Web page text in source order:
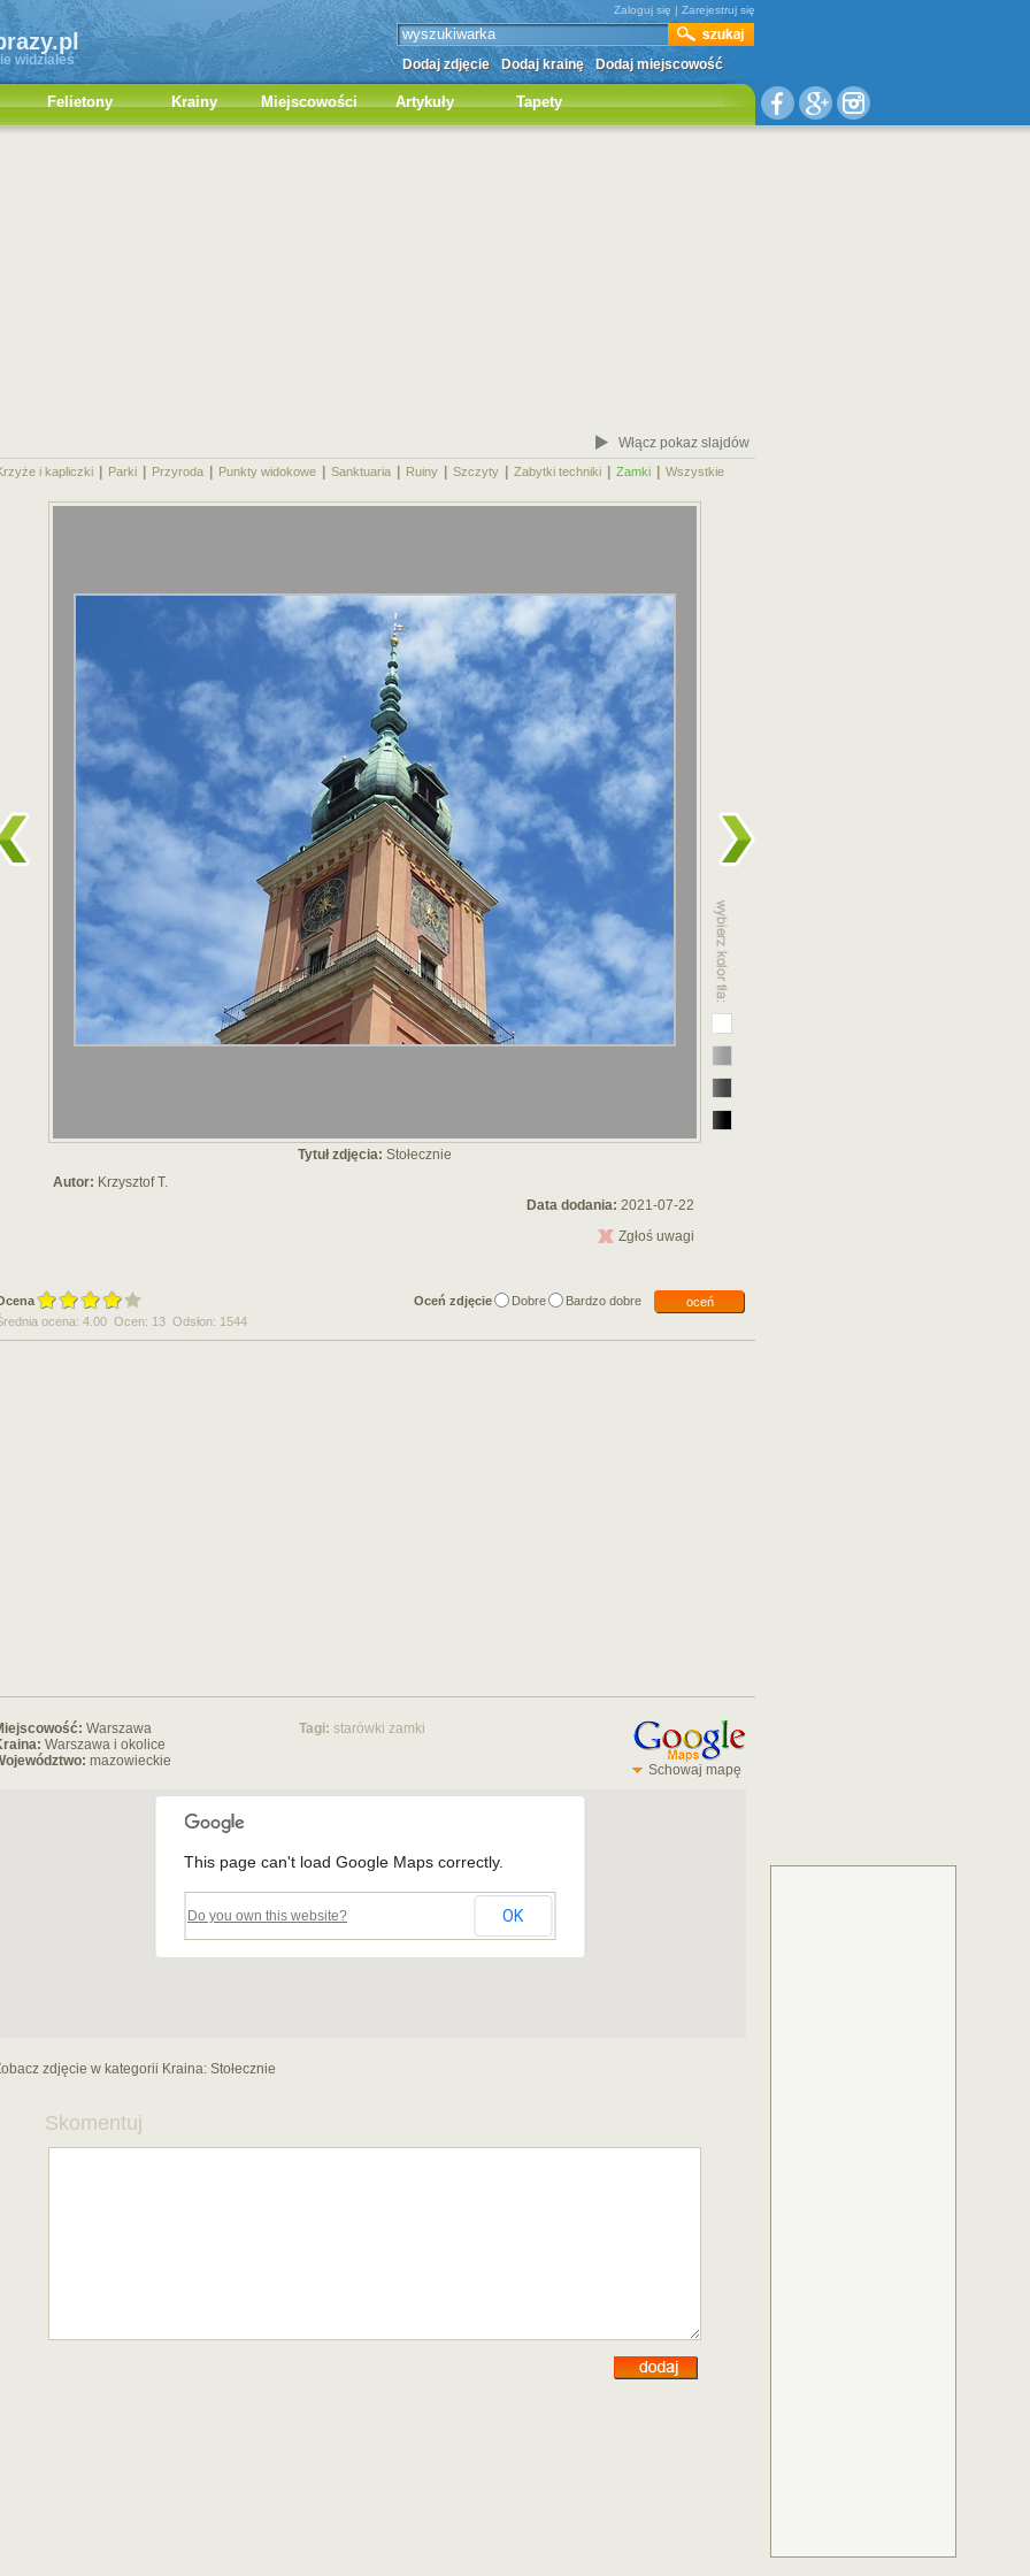
widziałeś
Zaloguj się | Zarejestruj się
Dodaj zdjęcie Dodaj krainę Dodaj miejscowość
Felietony Krainy Miejscowości Artykuły Tapety
Włącz pokaz slajdów
i kapliczki Parki Przyroda Punkty widokowe Sanktuaria Ruiny Szczyty Zabytki techniki Zamki Wszystkie
Tytuł zdjęcia: Stołecznie
Autor: Krzysztof T.
Data dodania: 2021-07-22
Zgłoś uwagi
Oceń zdjęcie Dobre Bardzo dobre
oceń
ocena: 4.00 Ocen: 13 Odsłon: 1544
Warszawa
Warszawa i okolice
mazowieckie
Tagi: starówki zamki
Schowaj mapę
This page can't load Google Maps correctly.
Do you own this website? OK
zdjęcie w kategorii Kraina: Stołecznie
Skomentuj